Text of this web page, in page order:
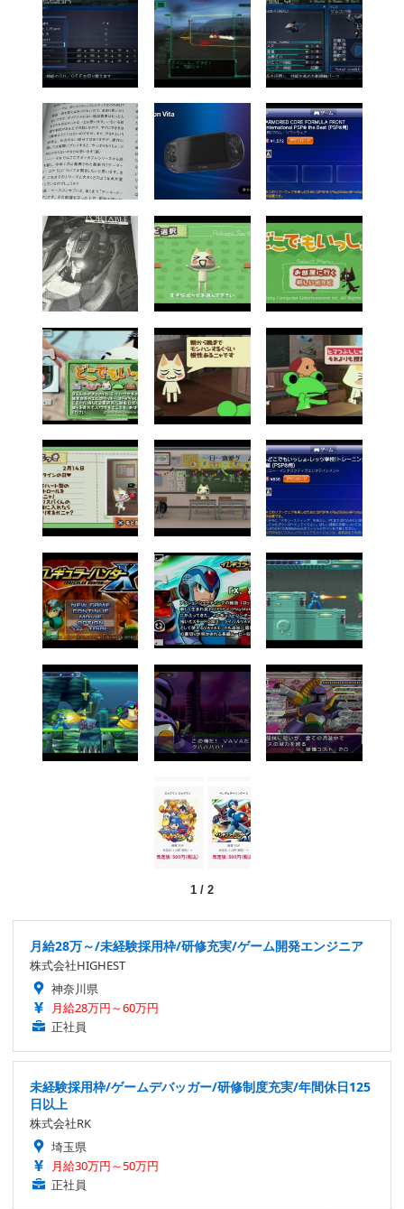
1/ 2
月給28万～/未経験採用枠/研修充実/ゲーム開発エンジニア
株式会社HIGHEST
神奈川県
月給28万円～60万円
正社員
未経験採用枠/ゲームデバッガー/研修制度充実/年間休日125
日以上
株式会社RK
埼玉県
月給30万円～50万円
正社員